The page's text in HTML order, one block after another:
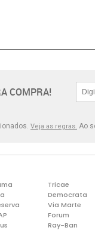
COMPRA!
Veja as regras. Ao
Tricae
Democrata
Via Marte
Forum
Ray-Ban